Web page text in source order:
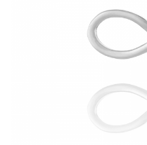
BRATARA TIP ROZARIU